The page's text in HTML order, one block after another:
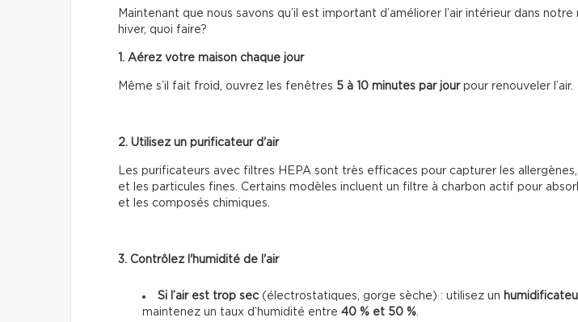
Maintenant que nous savons qu’il est important d’améliorer l’air intérieur dans notre
hiver, quoi faire?
1. Aérez votre maison chaque jour
Même s’il fait froid, ouvrez les fenêtres 5 à 10 minutes par jourpour renouveler l’air.
2. Utilisez un purificateur d'air
Les purificateurs avec filtres HEPA sont très efficaces pour capturer les
et les particules fines. Certains modèles incluent un filtre à charbon actif pour
et les composés chimiques.
3. Contrôlez l'humidité de l'air
Si l’air est trop sec (électrostatiques, gorge sèche) : utilisez un
maintenez un taux d’humidité entre 40 % et 50 %.